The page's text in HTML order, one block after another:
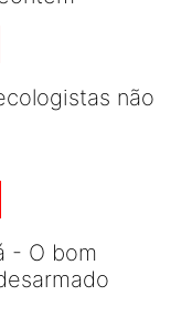
não
- O bom